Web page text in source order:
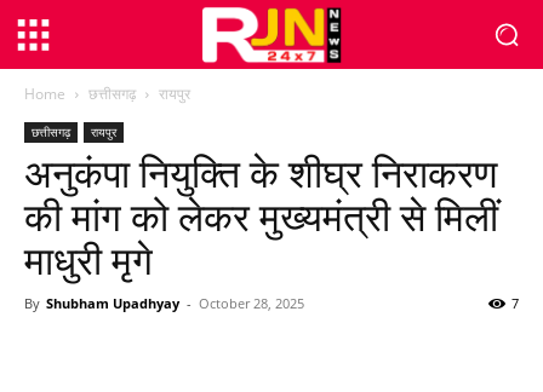
Home छत्तीसगढ़ रायपुर
छत्तीसगढ़ रायपुर
अनुकंपा नियुक्ति के शीघ्र निराकरण
की मांग को लेकर मुख्यमंत्री से मिलीं
माधुरी मृगे
By Shubham Upadhyay - October 28, 2025 7